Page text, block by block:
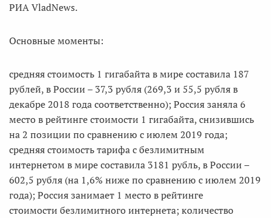
РИА VladNews.
Основные моменты:
средняя стоимость 1 гигабайта в мире составила 187
рублей, в России – 37,3 рубля (269,3 и 55,5 рубля в
декабре 2018 года соответственно); Россия заняла 6
место в рейтинге стоимости 1 гигабайта, снизившись
на 2 позиции по сравнению с июлем 2019 года;
средняя стоимость тарифа с безлимитным
интернетом в мире составила 3181 рубль, в России –
602,5 рубля (на 1,6% ниже по сравнению с июлем 2019
года); Россия занимает 1 место в рейтинге
стоимости безлимитного интернета; количество